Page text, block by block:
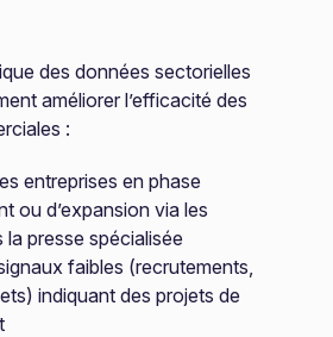
des données sectorielles
améliorer l’efficacité des
:
entreprises en phase
ou d’expansion via les
presse spécialisée
faibles (recrutements,
indiquant des projets de